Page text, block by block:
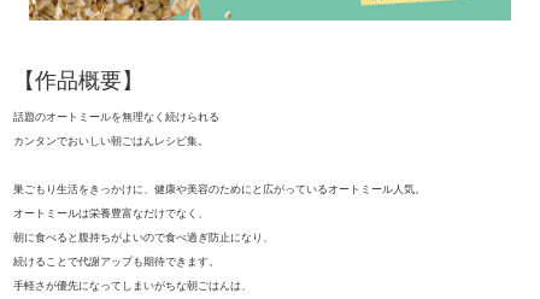
【作品概要】
話題のオートミールを無理なく続けられる
カンタンでおいしい朝ごはんレシピ集。
巣ごもり生活をきっかけに、健康や美容のためにと広がっているオートミール人気。
オートミールは栄養豊富なだけでなく、
朝に食べると腹持ちがよいので食べ過ぎ防止になり、
続けることで代謝アップも期待できます。
手軽さが優先になってしまいがちな朝ごはんは、